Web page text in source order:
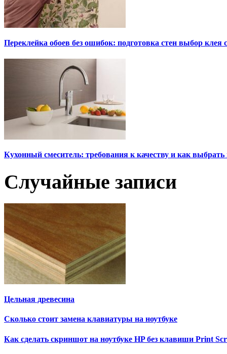
Переклейка обоев без ошибок: подготовка стен выбор клея
Кухонный смеситель: требования к качеству и как
Случайные записи
Цельная древесина
Сколько стоит замена клавиатуры на ноутбуке
Как сделать скриншот на ноутбуке HP без клавиши Print